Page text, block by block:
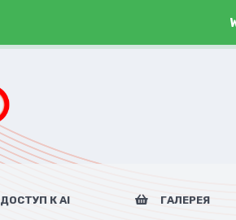
ДОСТУП К AI ГАЛЕРЕЯ